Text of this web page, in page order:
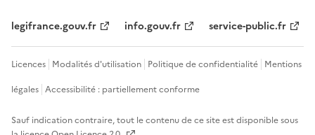
legifrance.gouv.fr info.gouv.fr service-public.fr
Licences Modalités d'utilisation Politique de confidentialité Mentions
légales Accessibilité : partiellement conforme
Sauf indication contraire, tout le contenu de ce site est disponible sous